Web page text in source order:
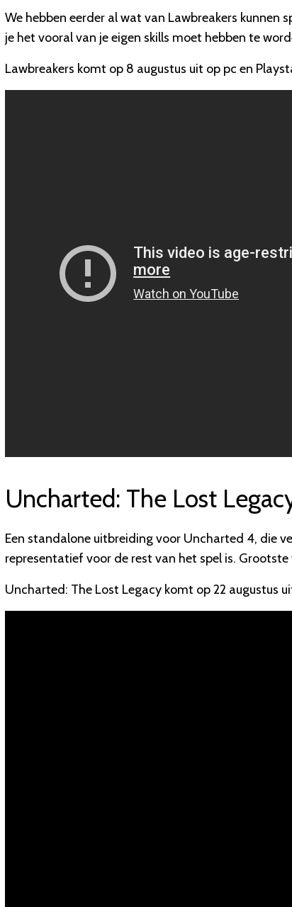
We hebben eerder al wat van Lawbreakers kunnen
je het vooral van je eigen skills moet hebben te
Lawbreakers komt op 8 augustus uit op pc en
Uncharted: The Lost
Een standalone uitbreiding voor Uncharted 4, die
representatief voor de rest van het spel is.
Uncharted: The Lost Legacy komt op 22 augustus